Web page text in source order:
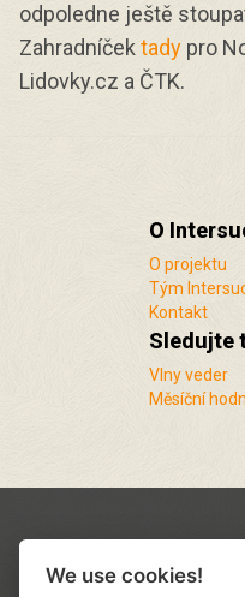
odpoledne ještě
Zahradníček tady pro
Lidovky.cz a ČTK.
O
O projektu
Tým
Kontakt
Sledujte
Vlny veder
Měsíční
We use cookies!